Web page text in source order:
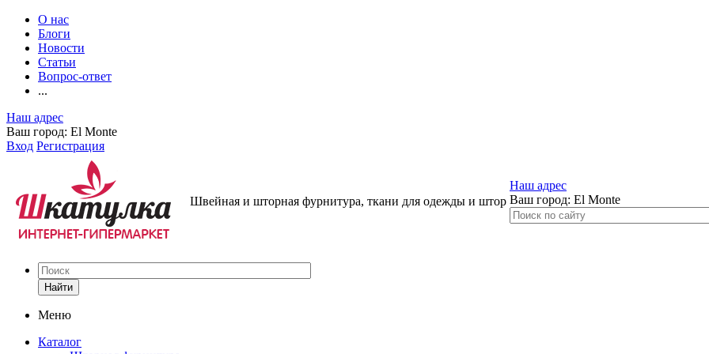
О нас
Блоги
Новости
Статьи
Вопрос-ответ
...
Наш адрес
Ваш город: El Monte
Вход Регистрация
Швейная и шторная фурнитура, ткани для одежды и штор
Наш адрес
Ваш город: El Monte
Найти
Меню
Каталог